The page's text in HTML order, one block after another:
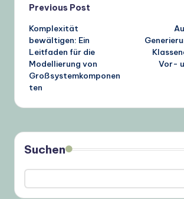
Post
navigation
Previous Post
Komplexität
bewältigen: Ein
Leitfaden für die
Modellierung von
Großsystemkomponen
ten
Vor-
Suchen